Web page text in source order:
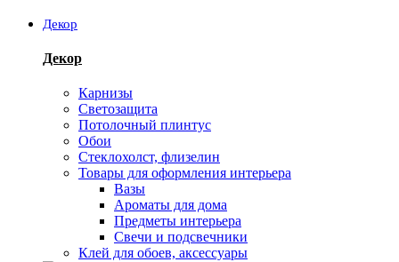
Декор
Декор
Карнизы
Светозащита
Потолочный плинтус
Обои
Стеклохолст, флизелин
Товары для оформления интерьера
Вазы
Ароматы для дома
Предметы интерьера
Свечи и подсвечники
Клей для обоев, аксессуары